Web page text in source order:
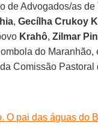
de Advogados/as
,Gecílha Crukoy
Krahô,Zilmar
do Maranhão,
Comissão Pastoral
O pai das águas do